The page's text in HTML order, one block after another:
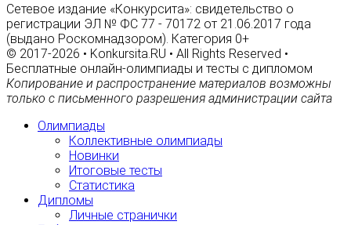
Сетевое издание «Конкурсита»: свидетельство о
регистрации ЭЛ № ФС 77 - 70172 от 21.06.2017 года
(выдано Роскомнадзором). Категория 0+
© 2017-2026 • Konkursita.RU • All Rights Reserved •
Бесплатные онлайн-олимпиады и тесты с дипломом
Копирование и распространение материалов возможны
только с письменного разрешения администрации сайта
Олимпиады
Коллективные олимпиады
Новинки
Итоговые тесты
Статистика
Дипломы
Личные странички